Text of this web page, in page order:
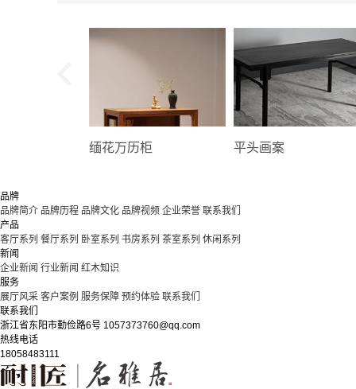
缅花万历柜 平头画案
品牌
品牌简介 品牌历程 品牌文化 品牌视频 企业荣誉 联系我们
产品
客厅系列 餐厅系列 卧室系列 书房系列 茶室系列 休闲系列
新闻
企业新闻 行业新闻 红木知识
服务
展厅风采 客户案例 服务保障 预约体验 联系我们
联系我们
浙江省东阳市勤俭路6号 1057373760@qq.com
热线电话
18058483111